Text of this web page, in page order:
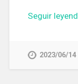
Seguir
2023/06/14